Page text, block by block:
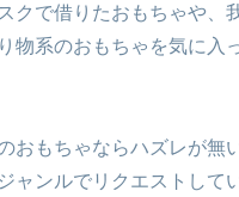
クで借りたおもちゃや、
物系のおもちゃを気に入
おもちゃならハズレが無
ャンルでリクエストして